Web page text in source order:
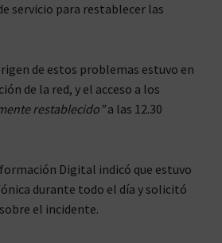
servicio para restablecer las
de estos problemas estuvo en
de la red, y el acceso a los
restablecido”a las 12.30
Digital indicó que estuvo
durante todo el día y solicitó
el incidente.